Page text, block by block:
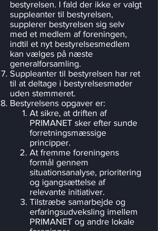
bestyrelsen. I fald der ikke er valgt
suppleanter til bestyrelsen,
supplerer bestyrelsen sig selv
med et medlem af foreningen,
indtil et nyt bestyrelsesmedlem
kan vælges på næste
generalforsamling.
Suppleanter til bestyrelsen har ret
til at deltage i bestyrelsesmøder
uden stemmeret.
Bestyrelsens opgaver er:
At sikre, at driften af
PRIMANET sker efter sunde
forretningsmæssige
principper.
At fremme foreningens
formål gennem
situationsanalyse, prioritering
og igangsættelse af
relevante initiativer.
Tilstræbe samarbejde og
erfaringsudveksling imellem
PRIMANET og andre lokale